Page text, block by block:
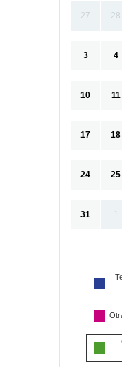
27 28
3 4
10 11
17 18
24 25
31 1